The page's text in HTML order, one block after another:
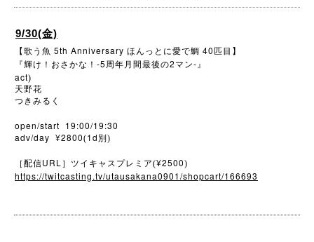
9/30(金)
【歌う魚 5th Anniversary ほんっとに愛で鯛 40 匹目】
『輝け！おさかな！ -5 周年月間最後の2 マン-』
act)
天野花
つきみるく
open/start 19:00/19:30
adv/day ¥2800(1d 別)
［配信URL ］ツイキャスプレミア(¥2500)
https://twitcasting.tv/utausakana0901/shopcart/166693